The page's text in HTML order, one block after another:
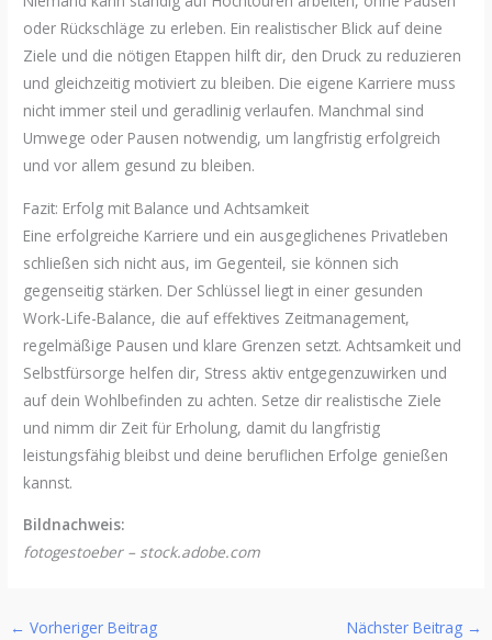
oder Rückschläge zu erleben. Ein realistischer Blick auf deine
Ziele und die nötigen Etappen hilft dir, den Druck zu reduzieren
und gleichzeitig motiviert zu bleiben. Die eigene Karriere muss
nicht immer steil und geradlinig verlaufen. Manchmal sind
Umwege oder Pausen notwendig, um langfristig erfolgreich
und vor allem gesund zu bleiben.
Fazit: Erfolg mit Balance und Achtsamkeit
Eine erfolgreiche Karriere und ein ausgeglichenes Privatleben
schließen sich nicht aus, im Gegenteil, sie können sich
gegenseitig stärken. Der Schlüssel liegt in einer gesunden
Work-Life-Balance, die auf effektives Zeitmanagement,
regelmäßige Pausen und klare Grenzen setzt. Achtsamkeit und
Selbstfürsorge helfen dir, Stress aktiv entgegenzuwirken und
auf dein Wohlbefinden zu achten. Setze dir realistische Ziele
und nimm dir Zeit für Erholung, damit du langfristig
leistungsfähig bleibst und deine beruflichen Erfolge genießen
kannst.
Bildnachweis:
fotogestoeber – stock.adobe.com
← Vorheriger Beitrag Nächster Beitrag →